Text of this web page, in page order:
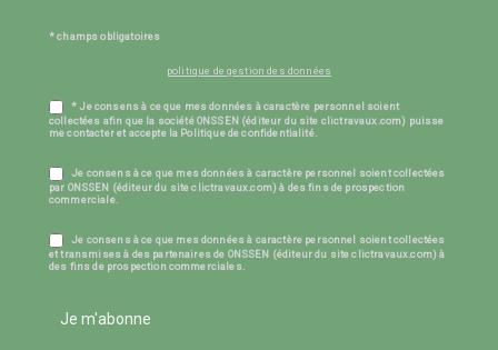
* champs obligatoires
politique de gestion des données
* Je consens à ce que mes données à caractère personnel soient
collectées afin que la société ONSSEN (éditeur du site clictravaux.com) puisse
me contacter et accepte la Politique de confidentialité.
Je consens à ce que mes données à caractère personnel soient collectées
par ONSSEN (éditeur du site clictravaux.com) à des fins de prospection
commerciale.
Je consens à ce que mes données à caractère personnel soient collectées
et transmises à des partenaires de ONSSEN (éditeur du site clictravaux.com) à
des fins de prospection commerciales.
Je m'abonne